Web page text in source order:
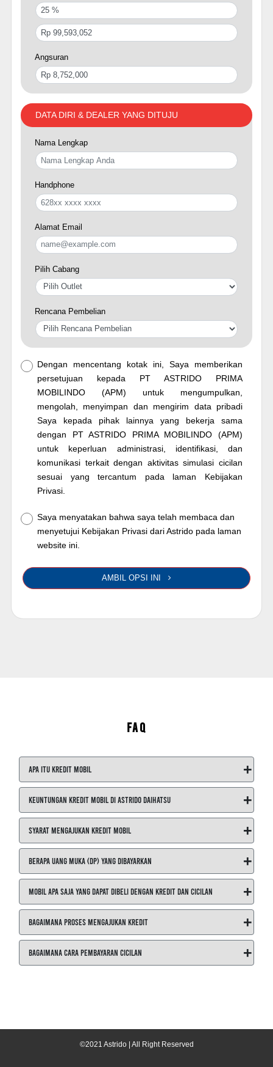
Angsuran
DATA DIRI & DEALER YANG DITUJU
Nama Lengkap
Handphone
Alamat Email
Pilih Cabang
Rencana Pembelian
Dengan mencentang kotak ini, Saya memberikan
persetujuan kepada PT ASTRIDO PRIMA
MOBILINDO (APM) untuk mengumpulkan,
mengolah, menyimpan dan mengirim data pribadi
Saya kepada pihak lainnya yang bekerja sama
dengan PT ASTRIDO PRIMA MOBILINDO (APM)
untuk keperluan administrasi, identifikasi, dan
komunikasi terkait dengan aktivitas simulasi cicilan
sesuai yang tercantum pada laman Kebijakan
Privasi.
Saya menyatakan bahwa saya telah membaca dan
menyetujui Kebijakan Privasi dari Astrido pada laman
website ini.
AMBIL OPSI INI
FAQ
Apa itu Kredit Mobil +
Keuntungan Kredit Mobil di ASTRIDO Daihatsu +
Syarat Mengajukan Kredit Mobil +
Berapa Uang Muka (DP) yang Dibayarkan +
Mobil Apa Saja yang Dapat Dibeli dengan Kredit dan Cicilan +
Bagaimana Proses Mengajukan Kredit +
Bagaimana Cara Pembayaran Cicilan +
©2021 Astrido | All Right Reserved